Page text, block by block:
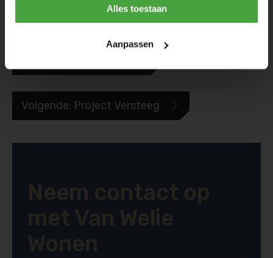
Alles toestaan
Aanpassen
Vorige : Project Poot
Volgende: Project Versteeg 
Neem contact op
met Van Welie
Wonen